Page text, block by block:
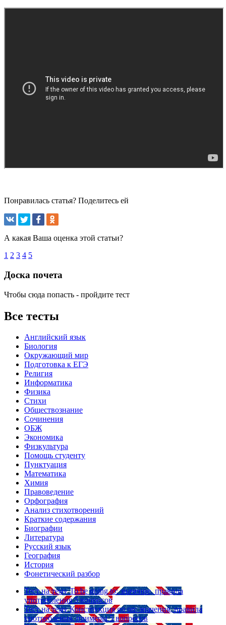
Понравилась статья? Поделитесь ей
А какая Ваша оценка этой статьи?
1 2 3 4 5
Доска почета
Чтобы сюда попасть - пройдите тест
Все тесты
Английский язык
Биология
Окружающий мир
Подготовка к ЕГЭ
Религия
Информатика
Физика
Стихи
Обществознание
Сочинения
ОБЖ
Экономика
Физкультура
Помощь студенту
Пунктуация
Математика
Химия
Правоведение
Орфография
Анализ стихотворений
Краткие содержания
Биографии
Литература
Русский язык
География
История
Фонетический разбор
Тест на тему To be going to: значение, правила
употребления 5 вопросов
Тест на тему Конструкция go on: значения, правила
употребления, примеры 5 вопросов